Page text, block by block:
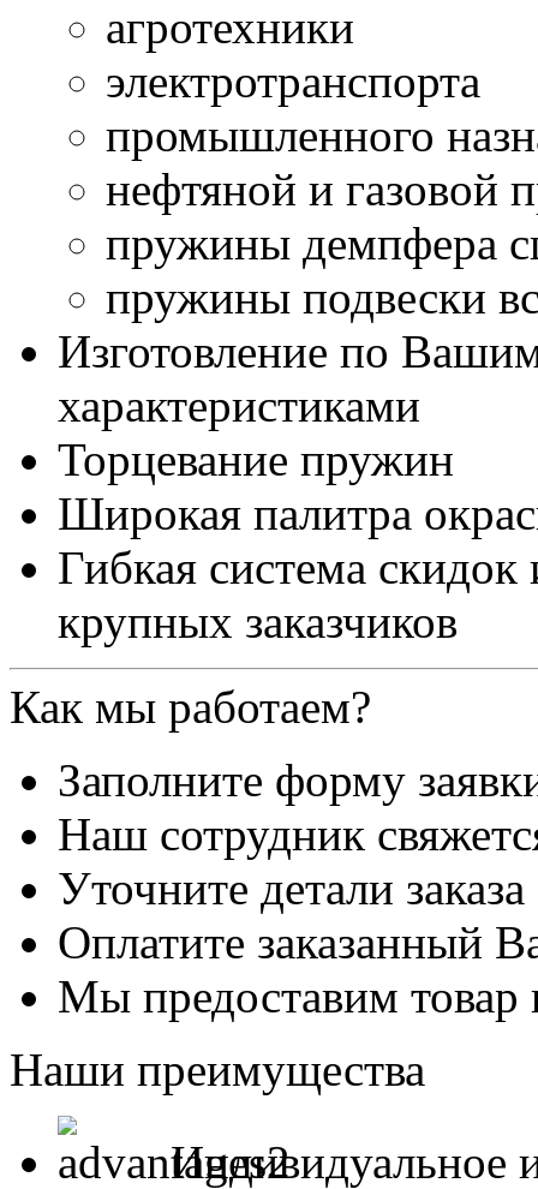
агротехники
электротранспорта
промышленного
нефтяной и газовой
пружины демпфера
пружины подвески
Изготовление по
характеристиками
Торцевание пружин
Широкая палитра
Гибкая система
крупных заказчиков
Как мы работаем?
Заполните форму
Наш сотрудник
Уточните детали заказа
Оплатите заказанный
Мы предоставим товар
Наши преимущества
Индивидуальное